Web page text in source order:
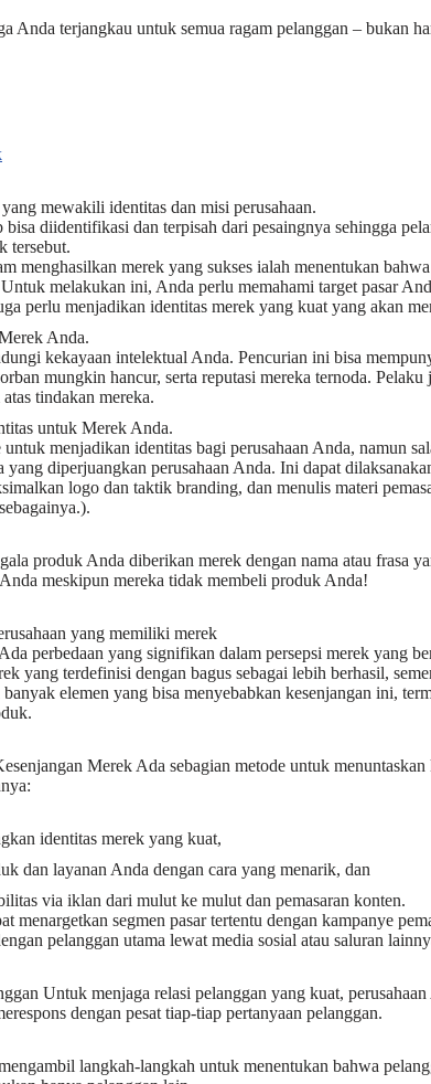
Anda terjangkau untuk semua ragam pelanggan – bukan
mewakili identitas dan misi perusahaan.
bisa diidentifikasi dan terpisah dari pesaingnya sehingga
tersebut.
menghasilkan merek yang sukses ialah menentukan
melakukan ini, Anda perlu memahami target pasar
perlu menjadikan identitas merek yang kuat yang akan
Anda.
kekayaan intelektual Anda. Pencurian ini bisa
mungkin hancur, serta reputasi mereka ternoda. Pelaku
tindakan mereka.
untuk Merek Anda.
menjadikan identitas bagi perusahaan Anda, namun
yang diperjuangkan perusahaan Anda. Ini dapat
logo dan taktik branding, dan menulis materi
produk Anda diberikan merek dengan nama atau frasa
meskipun mereka tidak membeli produk Anda!
yang memiliki merek
perbedaan yang signifikan dalam persepsi merek yang
yang terdefinisi dengan bagus sebagai lebih berhasil,
elemen yang bisa menyebabkan kesenjangan ini,
Merek Ada sebagian metode untuk menuntaskan
identitas merek yang kuat,
dan layanan Anda dengan cara yang menarik, dan
via iklan dari mulut ke mulut dan pemasaran konten.
menargetkan segmen pasar tertentu dengan kampanye
pelanggan utama lewat media sosial atau saluran
Untuk menjaga relasi pelanggan yang kuat,
dengan pesat tiap-tiap pertanyaan pelanggan.
langkah-langkah untuk menentukan bahwa